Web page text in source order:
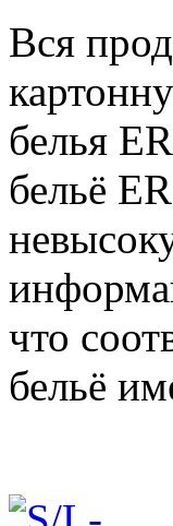
Вся
белья
бельё
что
бельё